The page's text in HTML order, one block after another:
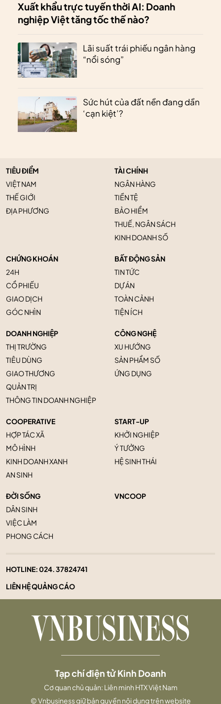
Xuất khẩu trực tuyến thời AI: Doanh
nghiệp Việt tăng tốc thế nào?
Lãi suất trái phiếu ngân hàng
“nổi sóng”
Sức hút của đất nền đang dần
‘cạn kiệt’?
TIÊU ĐIỂM
VIỆT NAM
THẾ GIỚI
ĐỊA PHƯƠNG
TÀI CHÍNH
NGÂN HÀNG
TIỀN TỆ
BẢO HIỂM
THUẾ, NGÂN SÁCH
KINH DOANH SỐ
CHỨNG KHOÁN
24H
CỔ PHIẾU
GIAO DỊCH
GÓC NHÌN
BẤT ĐỘNG SẢN
TIN TỨC
DỰ ÁN
TOÀN CẢNH
TIỆN ÍCH
DOANH NGHIỆP
THỊ TRƯỜNG
TIÊU DÙNG
GIAO THƯƠNG
QUẢN TRỊ
THÔNG TIN DOANH NGHIỆP
CÔNG NGHỆ
XU HƯỚNG
SẢN PHẨM SỐ
ỨNG DỤNG
COOPERATIVE
HỢP TÁC XÃ
MÔ HÌNH
KINH DOANH XANH
AN SINH
START-UP
KHỞI NGHIỆP
Ý TƯỞNG
HỆ SINH THÁI
ĐỜI SỐNG
DÂN SINH
VIỆC LÀM
PHONG CÁCH
VNCOOP
HOTLINE:024. 37824741
LIÊN HỆ QUẢNG CÁO
Tạp chí điện tử Kinh Doanh
Cơ quan chủ quản: Liên minh HTX Việt Nam
© Vnbusiness giữ bản quyền nội dung trên website